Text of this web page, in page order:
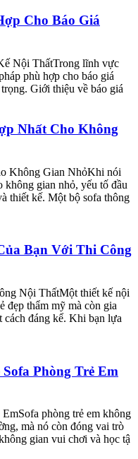
Cho Báo Giá
Nội ThấtTrong lĩnh vực
phù hợp cho báo giá
Giới thiệu về báo giá
Nhất Cho Không
Không Gian NhỏKhi nói
không gian nhỏ, yếu tố đầu
thiết kế. Một bộ sofa thông
Bạn Với Thi Công
Nội ThấtMột thiết kế nội
đẹp thẩm mỹ mà còn gia
cách đáng kể. Khi bạn lựa
Phòng Trẻ Em
phòng trẻ em không
mà nó còn đóng vai trò
gian vui chơi và học tậ